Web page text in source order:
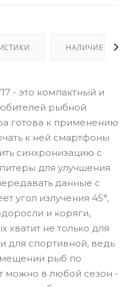
НАЛИЧИЕ
- это компактный и
рыбной
готова к применению
к ней смартфоны
синхронизацию с
для улучшения
данные с
угол излучения 45°,
и коряги,
хватит не только для
для спортивной, ведь
рыб по
можно в любой сезон -